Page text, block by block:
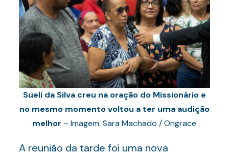
Sueli da Silva creu na oração do Missionário e
no mesmo momento voltou a ter uma audição
melhor – Imagem: Sara Machado / Ongrace
A reunião da tarde foi uma nova